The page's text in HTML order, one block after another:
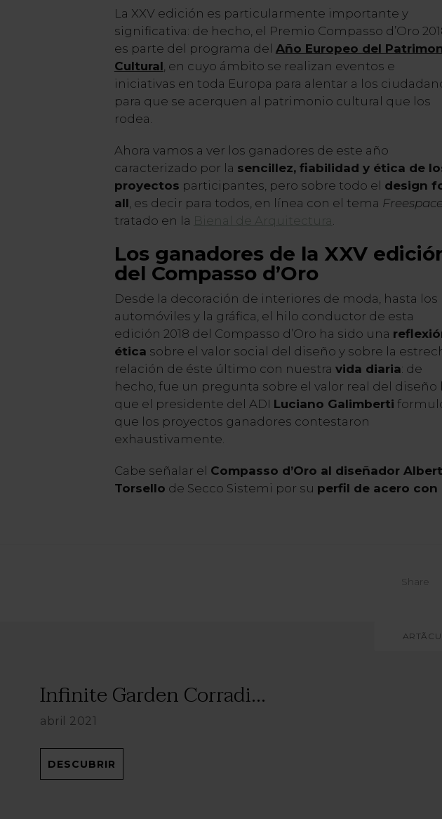
La XXV edición es particularmente importante y
significativa: de hecho, el Premio Compasso d’Oro
es parte del programa del Año Europeo del
Cultural , en cuyo ámbito se realizan eventos e
iniciativas en toda Europa para alentar a los
para que se acerquen al patrimonio cultural que los
rodea.
Ahora vamos a ver los ganadores de este año
caracterizado por la sencillez, fiabilidad y ética de
proyectos participantes, pero sobre todo el design
all , es decir para todos, en línea con el tema Freespace
tratado en la Bienal de Arquitectura
Los ganadores de la XXV
del Compasso d’Oro
Desde la decoración de interiores de moda, hasta los
automóviles y la gráfica, el hilo conductor de esta
edición 2018 del Compasso d’Oro ha sido una
ética sobre el valor social del diseño y sobre la
relación de éste último con nuestra vida diaria: de
hecho, fue un pregunta sobre el valor real del diseño
que el presidente del ADI Luciano Galimberti
que los proyectos ganadores contestaron
exhaustivamente.
Cabe señalar el Compasso d’Oro al diseñador
Torsello de Secco Sistemi por su perfil de acero con
Share
Infinite Garden Corradi...
abril 2021
DESCUBRIR